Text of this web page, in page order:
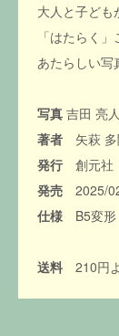
大人と子ども
「はたらく
あたらしい写
写真 吉田 亮人
著者 矢萩
発行 創元社
発売 2025/
仕様 B5変
送料 210円